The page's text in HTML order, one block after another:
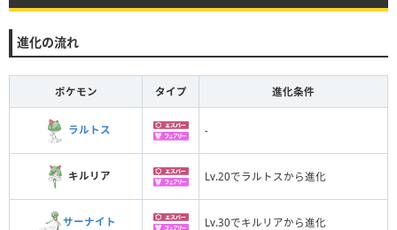
進化の流れ
ポケモン タイプ 進化条件
ラルトス -
キルリア Lv.20でラルトスから進化
サーナイト Lv.30でキルリアから進化